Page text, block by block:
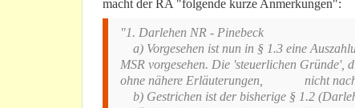
macht der RA "folgende kurze Anmerkungen":
"1. Darlehen NR - Pinebeck
a) Vorgesehen ist nun in § 1.3 eine
MSR vorgesehen. Die 'steuerlichen Gründe',
ohne nähere Erläuterungen, nicht
b) Gestrichen ist der bisherige § 1.2